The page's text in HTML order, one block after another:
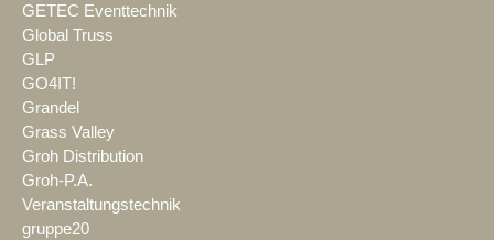
GETEC Eventtechnik
Global Truss
GLP
GO4IT!
Grandel
Grass Valley
Groh Distribution
Groh-P.A.
Veranstaltungstechnik
gruppe20